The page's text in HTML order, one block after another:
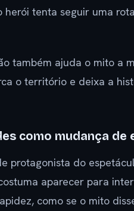
tenta seguir uma
também ajuda o mito a
o território e deixa a
como mudança de
protagonista do
aparecer para
como se o mito